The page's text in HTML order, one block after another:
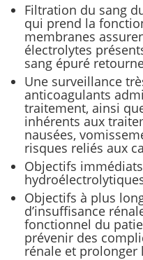
Filtration du sang
qui prend la
membranes
électrolytes
sang épuré
Une surveillance
anticoagulants
traitement, ainsi
inhérents aux
nausées,
risques reliés aux
Objectifs
Objectifs à plus
d’insuffisance
fonctionnel du
prévenir des
rénale et prolonger